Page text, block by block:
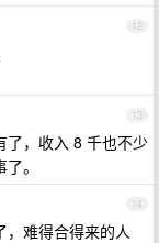
12
13
了，收入 8 千也不少
。
14
，难得合得来的人